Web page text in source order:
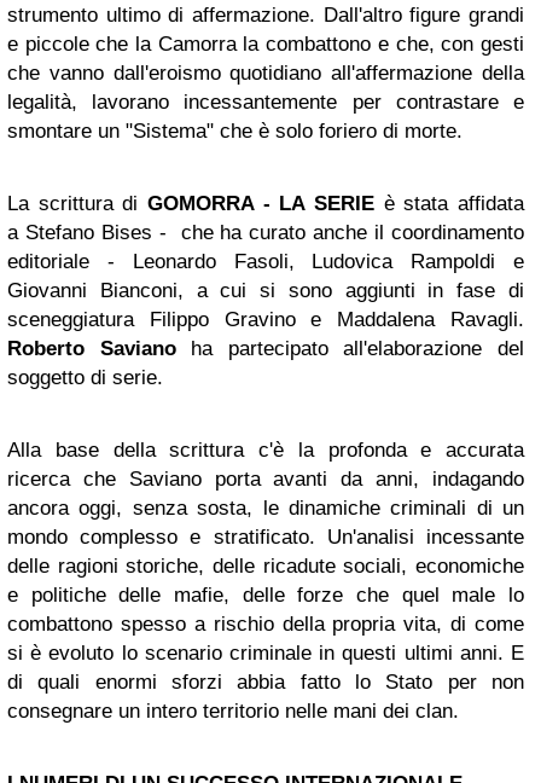
strumento ultimo di affermazione. Dall'altro figure grandi
e piccole che la Camorra la combattono e che, con gesti
che vanno dall'eroismo quotidiano all'affermazione della
legalità, lavorano incessantemente per contrastare e
smontare un "Sistema" che è solo foriero di morte.
La scrittura di GOMORRA - LA SERIE è stata affidata
a Stefano Bises - che ha curato anche il coordinamento
editoriale - Leonardo Fasoli, Ludovica Rampoldi e
Giovanni Bianconi, a cui si sono aggiunti in fase di
sceneggiatura Filippo Gravino e Maddalena Ravagli.
Roberto Savianoha partecipato all'elaborazione del
soggetto di serie.
Alla base della scrittura c'è la profonda e accurata
ricerca che
Saviano porta avanti da anni, indagando
ancora oggi, senza sosta, le dinamiche criminali di un
mondo complesso e stratificato. Un'analisi incessante
delle ragioni storiche, delle ricadute sociali, economiche
e politiche delle mafie, delle forze che quel male lo
combattono spesso a rischio della propria vita, di come
si è evoluto lo scenario criminale in questi ultimi anni. E
di quali enormi sforzi abbia fatto lo Stato per non
consegnare un intero territorio nelle mani dei clan.